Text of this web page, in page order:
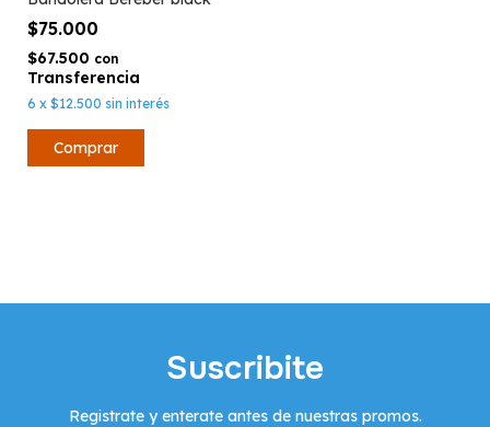
$75.000
$67.500 con
6 x $12.500 sin interés
Suscribite
Registrate y enterate antes de nuestras promos.